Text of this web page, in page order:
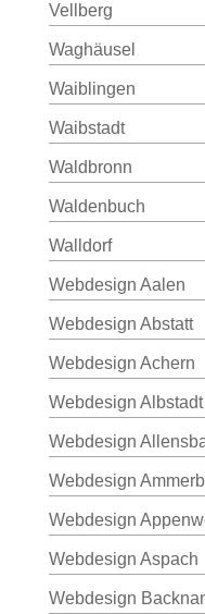
Vellberg
Waghäusel
Waiblingen
Waibstadt
Waldbronn
Waldenbuch
Walldorf
Webdesign Aalen
Webdesign Abstatt
Webdesign Achern
Webdesign Albstadt
Webdesign
Webdesign
Webdesign
Webdesign Aspach
Webdesign